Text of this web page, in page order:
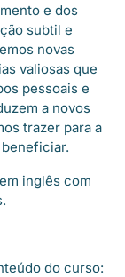
e dos
subtil e
novas
valiosas que
pessoais e
a novos
trazer para a
inglês com
do curso: